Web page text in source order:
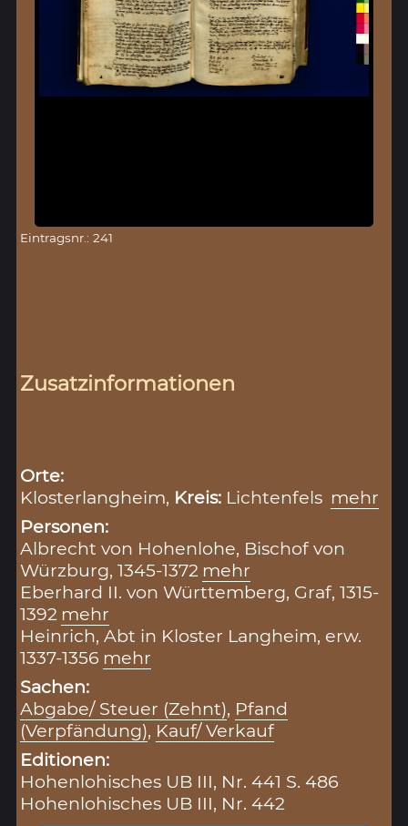
Eintragsnr.: 241
Zusatzinformationen
Orte:
Klosterlangheim, Kreis: Lichtenfels mehr
Personen:
Albrecht von Hohenlohe, Bischof von
Würzburg, 1345-1372 mehr
Eberhard II. von Württemberg, Graf, 1315-
1392 mehr
Heinrich, Abt in Kloster Langheim, erw.
1337-1356 mehr
Sachen:
Abgabe/ Steuer (Zehnt), Pfand
(Verpfändung), Kauf/ Verkauf
Editionen:
Hohenlohisches UB III, Nr. 441 S. 486
Hohenlohisches UB III, Nr. 442